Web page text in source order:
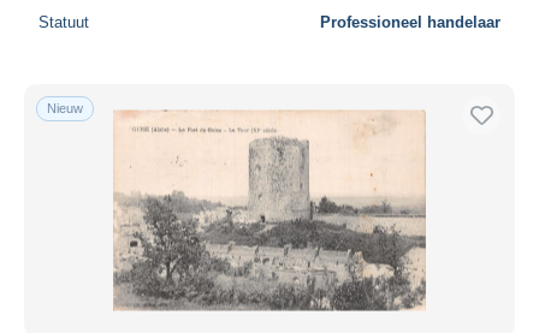
Statuut Professioneel handelaar
Nieuw